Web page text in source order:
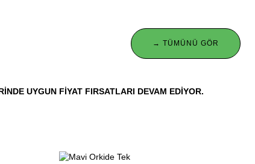
→ TÜMÜNÜ GÖR
UYGUN FIYAT FIRSATLARI DEVAM EDIYOR.